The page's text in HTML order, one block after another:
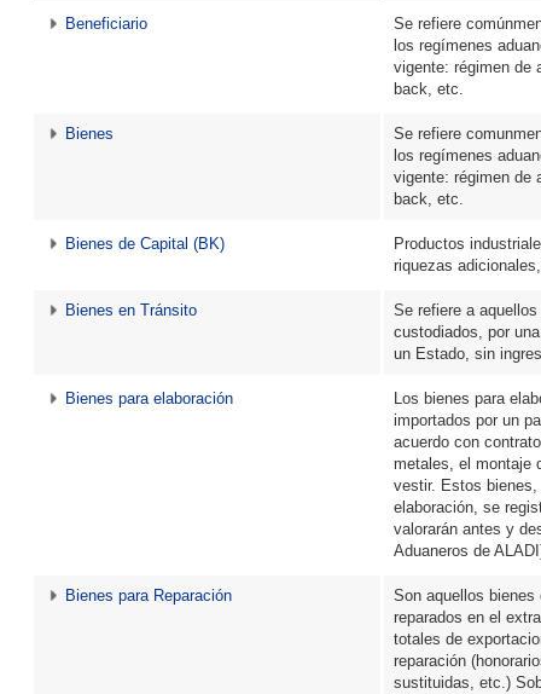
Beneficiario
Se refiere
los regímenes
vigente: régimen de
back, etc.
Bienes
Se refiere
los regímenes
vigente: régimen de
back, etc.
Bienes de Capital (BK)
Productos
riquezas
Bienes en Tránsito
Se refiere a
custodiados, por
un Estado, sin
Bienes para elaboración
Los bienes para
importados por un
acuerdo con
metales, el montaje
vestir. Estos
elaboración, se
valorarán antes y
Aduaneros de
Bienes para Reparación
Son aquellos
reparados en el
totales de
reparación
sustituidas, etc.)